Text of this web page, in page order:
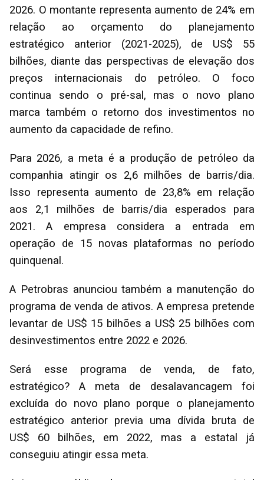
2026. O montante representa aumento de 24% em
relação ao orçamento do planejamento
estratégico anterior (2021-2025), de US$ 55
bilhões, diante das perspectivas de elevação dos
preços internacionais do petróleo. O foco
continua sendo o pré-sal, mas o novo plano
marca também o retorno dos investimentos no
aumento da capacidade de refino.
Para 2026, a meta é a produção de petróleo da
companhia atingir os 2,6 milhões de barris/dia.
Isso representa aumento de 23,8% em relação
aos 2,1 milhões de barris/dia esperados para
2021. A empresa considera a entrada em
operação de 15 novas plataformas no período
quinquenal.
A Petrobras anunciou também a manutenção do
programa de venda de ativos. A empresa pretende
levantar de US$ 15 bilhões a US$ 25 bilhões com
desinvestimentos entre 2022 e 2026.
Será esse programa de venda, de fato,
estratégico? A meta de desalavancagem foi
excluída do novo plano porque o planejamento
estratégico anterior previa uma dívida bruta de
US$ 60 bilhões, em 2022, mas a estatal já
conseguiu atingir essa meta.